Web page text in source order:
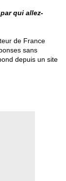
par qui allez-
de France
sans
depuis un site